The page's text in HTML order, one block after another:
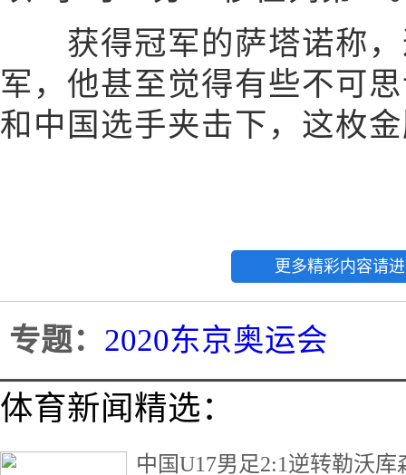
获得冠军的萨塔诺称，
军，他甚至觉得有些不可
和中国选手夹击下，这枚
更多精彩内容请
专题： 2020东京奥运会
体育新闻精选：
中国U17男足2:1逆转勒沃